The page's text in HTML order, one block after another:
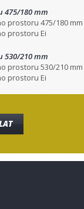
475/180 mm
prostoru 475/180 mm
prostoru Ei
530/210 mm
prostoru 530/210 mm
prostoru Ei